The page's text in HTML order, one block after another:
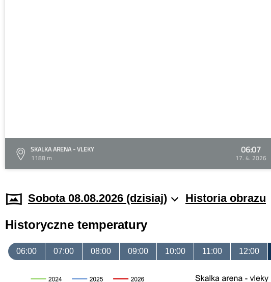
SKALKA ARENA - VLEKY
1188 m
06:07
17. 4. 2026
Sobota 08.08.2026 (dzisiaj) Historia obrazu
Historyczne temperatury
06:00 07:00 08:00 09:00 10:00 11:00 12:00